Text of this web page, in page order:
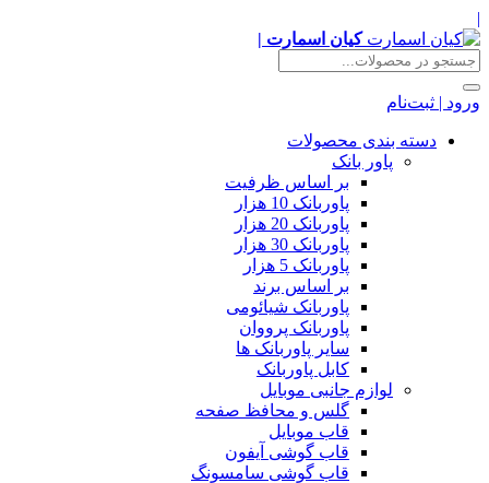
|
کیان اسمارت |
ورود | ثبت‌نام
دسته بندی محصولات
پاور بانک
بر اساس ظرفیت
پاوربانک 10 هزار
پاوربانک 20 هزار
پاوربانک 30 هزار
پاوربانک 5 هزار
بر اساس برند
پاوربانک شیائومی
پاوربانک پرووان
سایر پاوربانک ها
کابل پاوربانک
لوازم جانبی موبایل
گلس و محافظ صفحه
قاب موبایل
قاب گوشی آیفون
قاب گوشی سامسونگ